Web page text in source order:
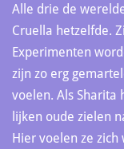
Alle drie de
Cruella hetzelfde.
Experimenten
zijn zo erg
voelen. Als Sharita
lijken oude zielen
Hier voelen ze zich